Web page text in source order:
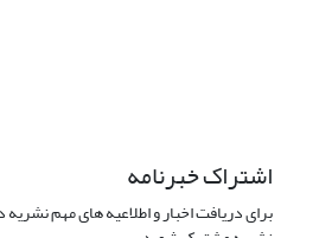
اشتراک خبرنامه
برای دریافت اخبار و اطلاعیه های مهم نشریه